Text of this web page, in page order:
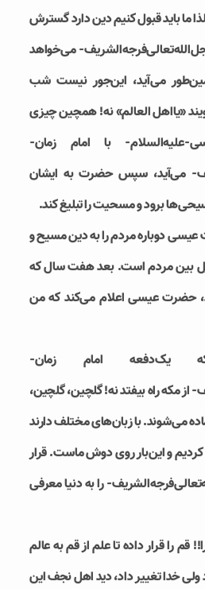
ما باید قبول کنیم دین دارد گسترش
می‌خواهد
می‌آید، این‌جور نیست شب
«یااهل العالم» نه! همچین چیزی
با امام زمان-
می‌آید، سپس حضرت به ایشان
برود و مسحیت را تبلیغ کند.
دوباره مردم را به دین مسیح و
بین مردم است. بعد هفت سال که
حضرت عیسی اعلام می‌کند که من
یک‌دفعه امام زمان-
مکه راه بیفتد نه! گلچین، گلچین،
می‌شوند. با زبان‌های مختلف دارند
و این‌بار روی دوش ماست. قرار
را به دنیا معرفی
قم را قرار داده تا علم از قم به عالم
خدا تغییر داد، دید اهل نجف این